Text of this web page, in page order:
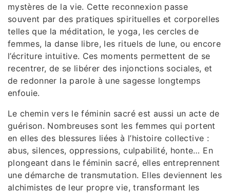
mystères de la vie. Cette reconnexion passe
souvent par des pratiques spirituelles et corporelles
telles que la méditation, le yoga, les cercles de
femmes, la danse libre, les rituels de lune, ou encore
l’écriture intuitive. Ces moments permettent de se
recentrer, de se libérer des injonctions sociales, et
de redonner la parole à une sagesse longtemps
enfouie.
Le chemin vers le féminin sacré est aussi un acte de
guérison. Nombreuses sont les femmes qui portent
en elles des blessures liées à l’histoire collective :
abus, silences, oppressions, culpabilité, honte… En
plongeant dans le féminin sacré, elles entreprennent
une démarche de transmutation. Elles deviennent les
alchimistes de leur propre vie, transformant les